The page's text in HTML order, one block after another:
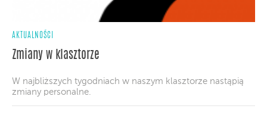
AKTUALNOŚCI
Zmiany w klasztorze
W najbliższych tygodniach w naszym klasztorze nastąpią
zmiany personalne.